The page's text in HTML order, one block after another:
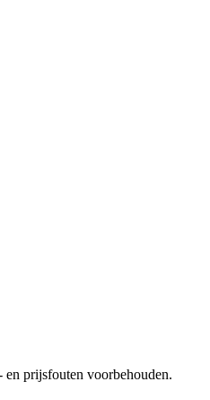
prijsfouten voorbehouden.